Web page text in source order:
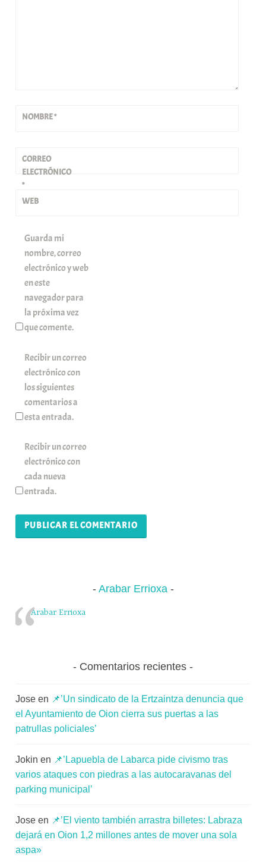
NOMBRE*
CORREO
ELECTRÓNICO
*
WEB
Guarda mi
nombre, correo
electrónico y web
en este
navegador para
la próxima vez
que comente.
Recibir un correo
electrónico con
los siguientes
comentarios a
esta entrada.
Recibir un correo
electrónico con
cada nueva
entrada.
Arabar Errioxa
Arabar Errioxa
Comentarios recientes
Jose en 📌’Un sindicato de la Ertzaintza denuncia que
el Ayuntamiento de Oion cierra sus puertas a las
patrullas policiales’
Jokin en 📌’Lapuebla de Labarca pide civismo tras
varios ataques con piedras a las autocaravanas del
parking municipal’
Jose en 📌’El viento también arrastra billetes: Labraza
dejará en Oion 1,2 millones antes de mover una sola
aspa»